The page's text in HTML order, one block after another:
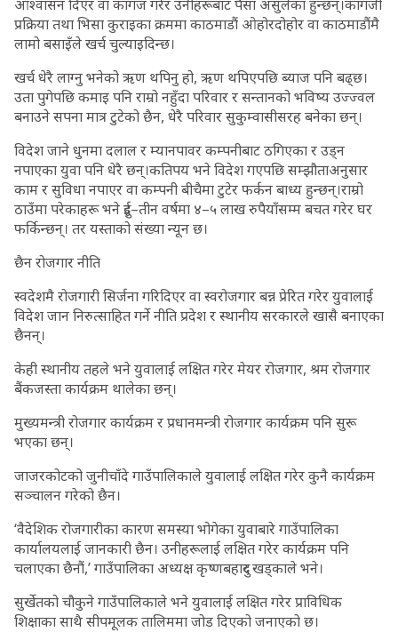
आश्वासन दिएर वा कागज गरेर उनीहरूबाट पैसा असुलेका हुन्छन्।कागजी
प्रक्रिया तथा भिसा कुराइका क्रममा काठमाडौं ओहोरदोहोर वा काठमाडौंमै
लामो बसाइँले खर्च चुल्याइदिन्छ।
खर्च धेरै लाग्नु भनेको ऋण थपिनु हो, ऋण थपिएपछि ब्याज पनि बढ्छ।
उता पुगेपछि कमाइ पनि राम्रो नहुँदा परिवार र सन्तानको भविष्य उज्ज्वल
बनाउने सपना मात्र टुटेको छैन, धेरै परिवार सुकुम्वासीसरह बनेका छन्।
विदेश जाने धुनमा दलाल र म्यानपावर कम्पनीबाट ठगिएका र उड्न
नपाएका युवा पनि धेरै छन्।कतिपय भने विदेश गएपछि सम्झौताअनुसार
काम र सुविधा नपाएर वा कम्पनी बीचैमा टुटेर फर्कन बाध्य हुन्छन्।राम्रो
ठाउँमा परेकाहरू भने दुई–तीन वर्षमा ४–५ लाख रुपैयाँसम्म बचत गरेर घर
फर्किन्छन्। तर यस्ताको संख्या न्यून छ।
छैन रोजगार नीति
स्वदेशमै रोजगारी सिर्जना गरिदिएर वा स्वरोजगार बन्न प्रेरित गरेर युवालाई
विदेश जान निरुत्साहित गर्ने नीति प्रदेश र स्थानीय सरकारले खासै बनाएका
छैनन्।
केही स्थानीय तहले भने युवालाई लक्षित गरेर मेयर रोजगार, श्रम रोजगार
बैंकजस्ता कार्यक्रम थालेका छन्।
मुख्यमन्त्री रोजगार कार्यक्रम र प्रधानमन्त्री रोजगार कार्यक्रम पनि सुरू
भएका छन्।
जाजरकोटको जुनीचाँदे गाउँपालिकाले युवालाई लक्षित गरेर कुनै कार्यक्रम
सञ्चालन गरेको छैन।
‘वैदेशिक रोजगारीका कारण समस्या भोगेका युवाबारे गाउँपालिका
कार्यालयलाई जानकारी छैन। उनीहरूलाई लक्षित गरेर कार्यक्रम पनि
चलाएका छैनौं,’ गाउँपालिका अध्यक्ष कृष्णबहादुर खड्काले भने।
सुर्खेतको चौकुने गाउँपालिकाले भने युवालाई लक्षित गरेर प्राविधिक
शिक्षाका साथै सीपमूलक तालिममा जोड दिएको जनाएको छ।